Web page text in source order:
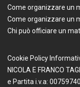
Come organizzare un
Come organizzare un
Chi può officiare un
Cookie Policy
NICOLA E FRANCO
e Partita i.v.a: